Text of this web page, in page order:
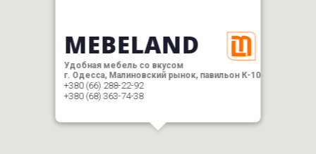
MEBELAND
Удобная мебель со вкусом
г. Одесса, Малиновский рынок, павильон К-10
+380 (66) 288-22-92
+380 (68) 363-74-38